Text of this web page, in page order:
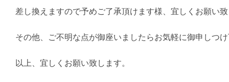
差し換えますので予めご了承頂けます様、宜しくお願い
その他、ご不明な点が御座いましたらお気軽に御申しつ
以上、宜しくお願い致します。